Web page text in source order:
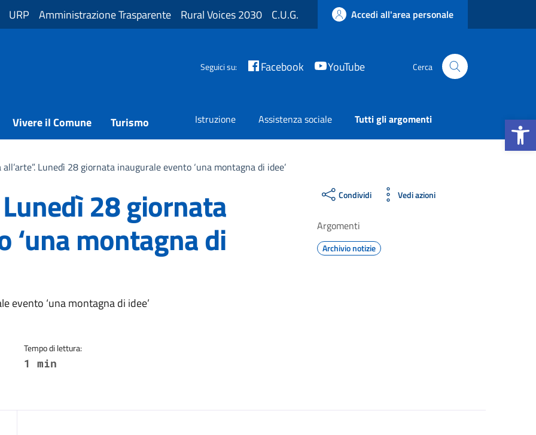
Apri la
URP Amministrazione Trasparente Rural Voices 2030 C.U.G. Accedi all'area personale
Seguici su: Facebook YouTube Cerca
Vivere il Comune Turismo Istruzione Assistenza sociale Tutti gli argomenti
all’arte”. Lunedì 28 giornata inaugurale evento ‘una montagna di idee’
Lunedì 28 giornata
‘una montagna di
evento ‘una montagna di idee’
Tempo di lettura:
1 min
Condividi Vedi azioni
Argomenti
Archivio notizie